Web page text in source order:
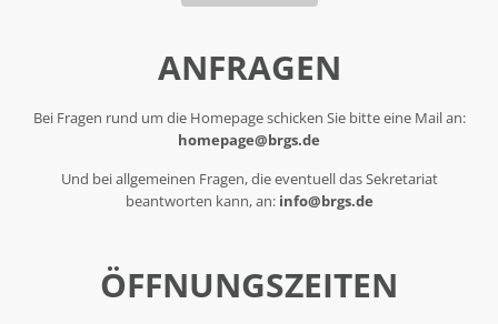
ANFRAGEN
Bei Fragen rund um die Homepage schicken Sie bitte eine Mail an:
homepage@brgs.de
Und bei allgemeinen Fragen, die eventuell das Sekretariat
beantworten kann, an: info@brgs.de
ÖFFNUNGSZEITEN